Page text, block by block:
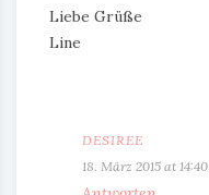
Liebe Grüße
Line
DESIREE
18. März 2015 at 14:40